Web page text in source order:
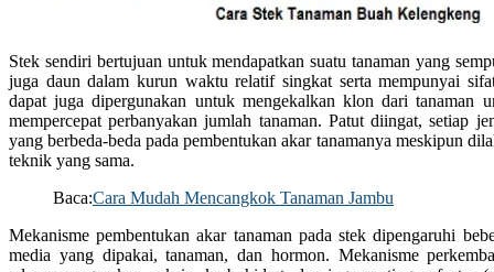
Stek sendiri bertujuan untuk mendapatkan suatu tanaman yang
juga daun dalam kurun waktu relatif singkat serta mempunyai
dapat juga dipergunakan untuk mengekalkan klon dari tanaman
mempercepat perbanyakan jumlah tanaman. Patut diingat, setiap
yang berbeda-beda pada pembentukan akar tanamanya meskipun
teknik yang sama.
Baca:Cara Mudah Mencangkok Tanaman Jambu
Mekanisme pembentukan akar tanaman pada stek dipengaruhi
media yang dipakai, tanaman, dan hormon. Mekanisme